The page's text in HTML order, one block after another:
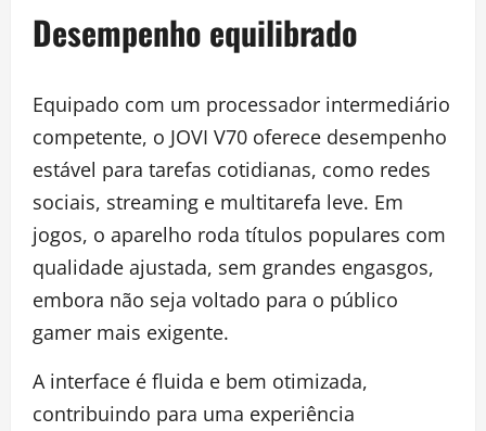
Desempenho equilibrado
Equipado com um processador intermediário
competente, o JOVI V70 oferece desempenho
estável para tarefas cotidianas, como redes
sociais, streaming e multitarefa leve. Em
jogos, o aparelho roda títulos populares com
qualidade ajustada, sem grandes engasgos,
embora não seja voltado para o público
gamer mais exigente.
A interface é fluida e bem otimizada,
contribuindo para uma experiência